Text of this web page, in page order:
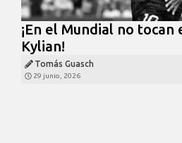
¡En el Mundial no
Kylian!
Tomás Guasch
29 junio, 2026